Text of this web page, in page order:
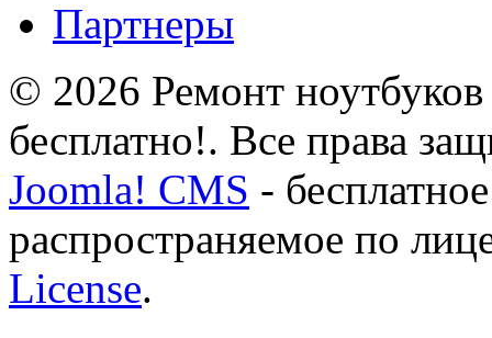
Партнеры
© 2026 Ремонт
бесплатно!. Все права
Joomla! CMS -
распространяемое по
License.